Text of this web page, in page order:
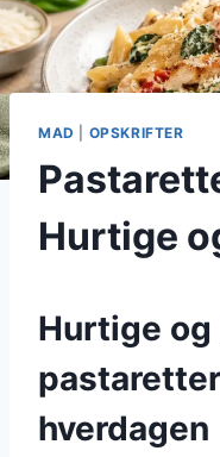
MAD OPSKRIFTER
Hurtige
Hurtige
hverdagen